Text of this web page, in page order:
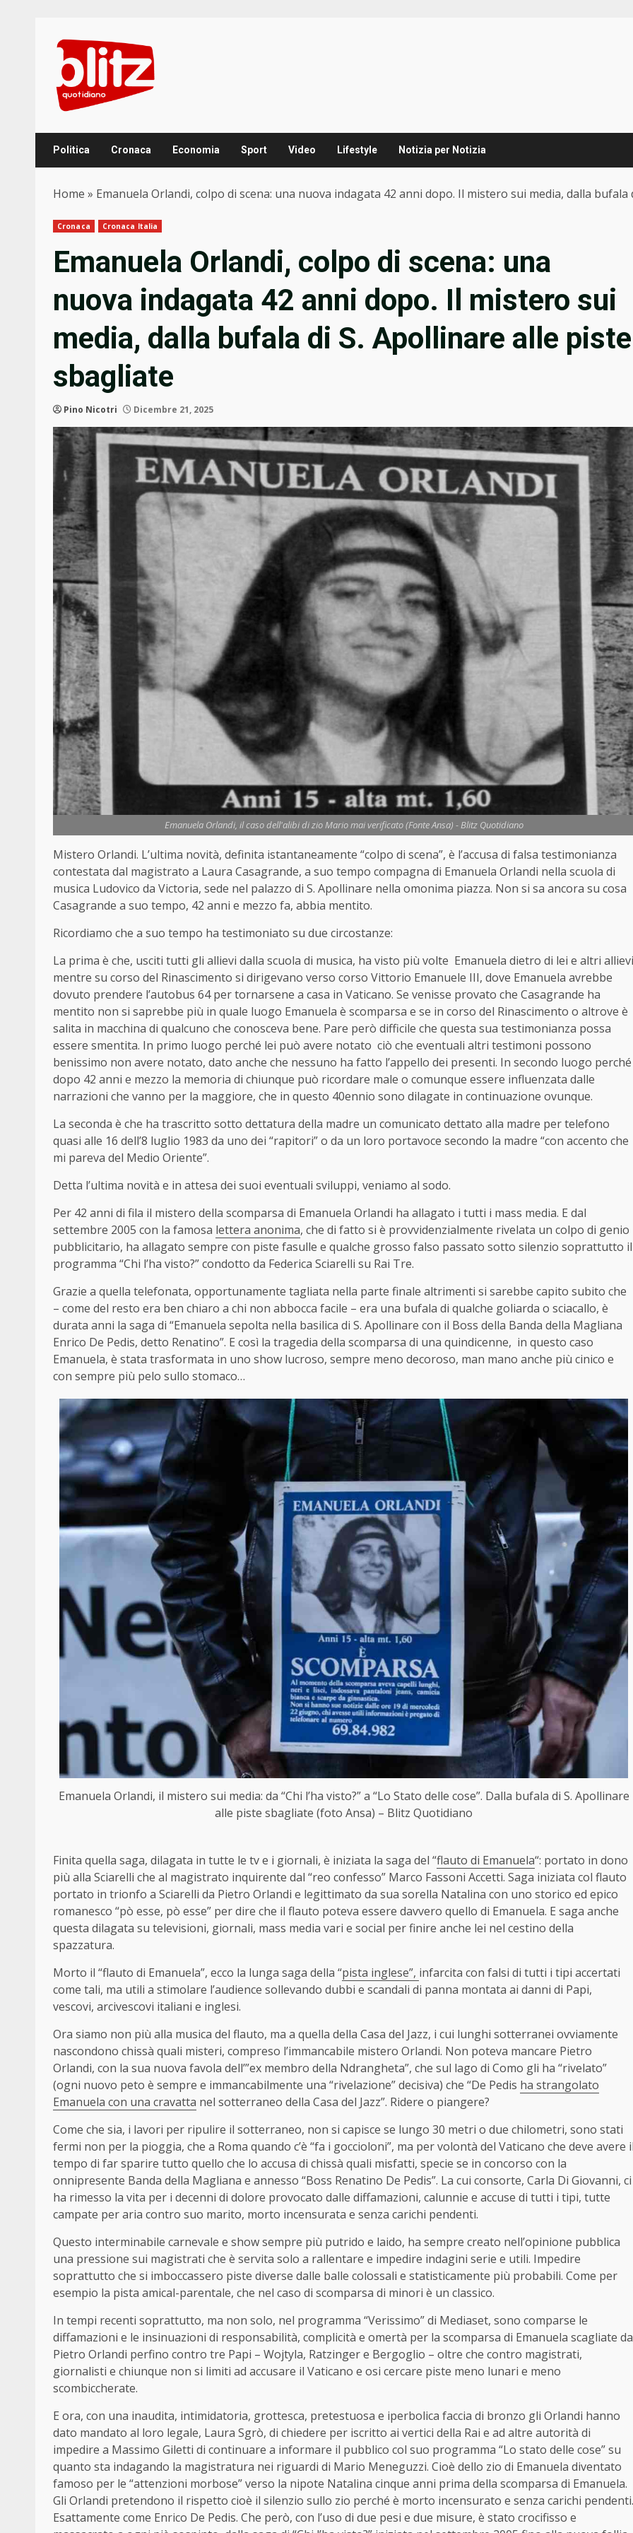
content
Politica Cronaca Economia Sport Video Lifestyle Notizia per Notizia
Home » Emanuela Orlandi, colpo di scena: una nuova indagata 42 anni dopo. Il mistero sui media, dalla
Cronaca Cronaca Italia
Emanuela Orlandi, colpo di scena: una
nuova indagata 42 anni dopo. Il mistero sui
media, dalla bufala di S. Apollinare alle piste
sbagliate
Pino Nicotri Dicembre 21, 2025
Emanuela Orlandi, il caso dell'alibi di zio Mario mai verificato (Fonte Ansa) - Blitz Quotidiano
Mistero Orlandi. L’ultima novità, definita istantaneamente “colpo di scena”, è l’accusa di falsa testimonianza
contestata dal magistrato a Laura Casagrande, a suo tempo compagna di Emanuela Orlandi nella scuola di
musica Ludovico da Victoria, sede nel palazzo di S. Apollinare nella omonima piazza. Non si sa ancora su cosa
Casagrande a suo tempo, 42 anni e mezzo fa, abbia mentito.
Ricordiamo che a suo tempo ha testimoniato su due circostanze:
La prima è che, usciti tutti gli allievi dalla scuola di musica, ha visto più volte Emanuela dietro di lei e altri allievi
mentre su corso del Rinascimento si dirigevano verso corso Vittorio Emanuele III, dove Emanuela avrebbe
dovuto prendere l’autobus 64 per tornarsene a casa in Vaticano. Se venisse provato che Casagrande ha
mentito non si saprebbe più in quale luogo Emanuela è scomparsa e se in corso del Rinascimento o altrove è
salita in macchina di qualcuno che conosceva bene. Pare però difficile che questa sua testimonianza possa
essere smentita. In primo luogo perché lei può avere notato ciò che eventuali altri testimoni possono
benissimo non avere notato, dato anche che nessuno ha fatto l’appello dei presenti. In secondo luogo perché
dopo 42 anni e mezzo la memoria di chiunque può ricordare male o comunque essere influenzata dalle
narrazioni che vanno per la maggiore, che in questo 40ennio sono dilagate in continuazione ovunque.
La seconda è che ha trascritto sotto dettatura della madre un comunicato dettato alla madre per telefono
quasi alle 16 dell’8 luglio 1983 da uno dei “rapitori” o da un loro portavoce secondo la madre “con accento che
mi pareva del Medio Oriente”.
Detta l’ultima novità e in attesa dei suoi eventuali sviluppi, veniamo al sodo.
Per 42 anni di fila il mistero della scomparsa di Emanuela Orlandi ha allagato i tutti i mass media. E dal
settembre 2005 con la famosa lettera anonima, che di fatto si è provvidenzialmente rivelata un colpo di genio
pubblicitario, ha allagato sempre con piste fasulle e qualche grosso falso passato sotto silenzio soprattutto il
programma “Chi l’ha visto?” condotto da Federica Sciarelli su Rai Tre.
Grazie a quella telefonata, opportunamente tagliata nella parte finale altrimenti si sarebbe capito subito che
– come del resto era ben chiaro a chi non abbocca facile – era una bufala di qualche goliarda o sciacallo, è
durata anni la saga di “Emanuela sepolta nella basilica di S. Apollinare con il Boss della Banda della Magliana
Enrico De Pedis, detto Renatino”. E così la tragedia della scomparsa di una quindicenne, in questo caso
Emanuela, è stata trasformata in uno show lucroso, sempre meno decoroso, man mano anche più cinico e
con sempre più pelo sullo stomaco…
Emanuela Orlandi, il mistero sui media: da “Chi l’ha visto?” a “Lo Stato delle cose”. Dalla bufala di S. Apollinare
alle piste sbagliate (foto Ansa) – Blitz Quotidiano
Finita quella saga, dilagata in tutte le tv e i giornali, è iniziata la saga del “flauto di Emanuela“: portato in dono
più alla Sciarelli che al magistrato inquirente dal “reo confesso” Marco Fassoni Accetti. Saga iniziata col flauto
portato in trionfo a Sciarelli da Pietro Orlandi e legittimato da sua sorella Natalina con uno storico ed epico
romanesco “pò esse, pò esse” per dire che il flauto poteva essere davvero quello di Emanuela. E saga anche
questa dilagata su televisioni, giornali, mass media vari e social per finire anche lei nel cestino della
spazzatura.
Morto il “flauto di Emanuela”, ecco la lunga saga della “pista inglese”, infarcita con falsi di tutti i tipi accertati
come tali, ma utili a stimolare l’audience sollevando dubbi e scandali di panna montata ai danni di Papi,
vescovi, arcivescovi italiani e inglesi.
Ora siamo non più alla musica del flauto, ma a quella della Casa del Jazz, i cui lunghi sotterranei ovviamente
nascondono chissà quali misteri, compreso l’immancabile mistero Orlandi. Non poteva mancare Pietro
Orlandi, con la sua nuova favola dell’”ex membro della Ndrangheta”, che sul lago di Como gli ha “rivelato”
(ogni nuovo peto è sempre e immancabilmente una “rivelazione” decisiva) che “De Pedis ha strangolato
Emanuela con una cravatta nel sotterraneo della Casa del Jazz”. Ridere o piangere?
Come che sia, i lavori per ripulire il sotterraneo, non si capisce se lungo 30 metri o due chilometri, sono stati
fermi non per la pioggia, che a Roma quando c’è “fa i goccioloni”, ma per volontà del Vaticano che deve avere
tempo di far sparire tutto quello che lo accusa di chissà quali misfatti, specie se in concorso con la
onnipresente Banda della Magliana e annesso “Boss Renatino De Pedis”. La cui consorte, Carla Di Giovanni, ci
ha rimesso la vita per i decenni di dolore provocato dalle diffamazioni, calunnie e accuse di tutti i tipi, tutte
campate per aria contro suo marito, morto incensurata e senza carichi pendenti.
Questo interminabile carnevale e show sempre più putrido e laido, ha sempre creato nell’opinione pubblica
una pressione sui magistrati che è servita solo a rallentare e impedire indagini serie e utili. Impedire
soprattutto che si imboccassero piste diverse dalle balle colossali e statisticamente più probabili. Come per
esempio la pista amical-parentale, che nel caso di scomparsa di minori è un classico.
In tempi recenti soprattutto, ma non solo, nel programma “Verissimo” di Mediaset, sono comparse le
diffamazioni e le insinuazioni di responsabilità, complicità e omertà per la scomparsa di Emanuela scagliate da
Pietro Orlandi perfino contro tre Papi – Wojtyla, Ratzinger e Bergoglio – oltre che contro magistrati,
giornalisti e chiunque non si limiti ad accusare il Vaticano e osi cercare piste meno lunari e meno
scombiccherate.
E ora, con una inaudita, intimidatoria, grottesca, pretestuosa e iperbolica faccia di bronzo gli Orlandi hanno
dato mandato al loro legale, Laura Sgrò, di chiedere per iscritto ai vertici della Rai e ad altre autorità di
impedire a Massimo Giletti di continuare a informare il pubblico col suo programma “Lo stato delle cose” su
quanto sta indagando la magistratura nei riguardi di Mario Meneguzzi. Cioè dello zio di Emanuela diventato
famoso per le “attenzioni morbose” verso la nipote Natalina cinque anni prima della scomparsa di Emanuela.
Gli Orlandi pretendono il rispetto cioè il silenzio sullo zio perché è morto incensurato e senza carichi pendenti.
Esattamente come Enrico De Pedis. Che però, con l’uso di due pesi e due misure, è stato crocifisso e